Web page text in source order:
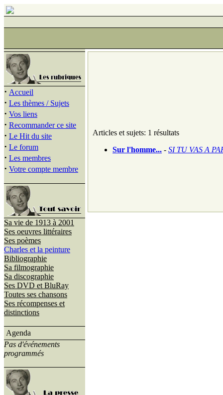
· Accueil
· Les thèmes / Sujets
· Vos liens
· Recommander ce site
· Le Hit du site
· Le forum
· Les membres
· Votre compte membre
Sa vie de 1913 à 2001
Ses oeuvres littéraires
Ses poèmes
Charles et la peinture
Bibliographie
Sa filmographie
Sa discographie
Ses DVD et BluRay
Toutes ses chansons
Ses récompenses et
distinctions
Agenda
Pas d'événements
programmés
Articles et sujets: 1 résultats
Sur l'homme... - SI TU VAS A